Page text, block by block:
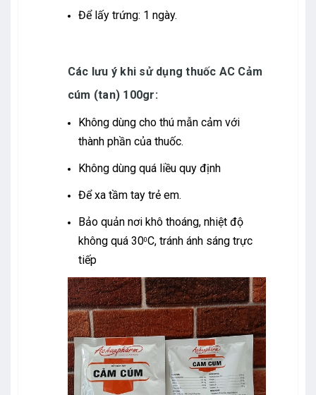
Để lấy trứng: 1 ngày.
Các lưu ý khi sử dụng thuốc AC Cảm
cúm (tan) 100gr:
Không dùng cho thú mẫn cảm với
thành phần của thuốc.
Không dùng quá liều quy định
Để xa tầm tay trẻ em.
Bảo quản nơi khô thoáng, nhiệt độ
không quá 300C, tránh ánh sáng trực
tiếp